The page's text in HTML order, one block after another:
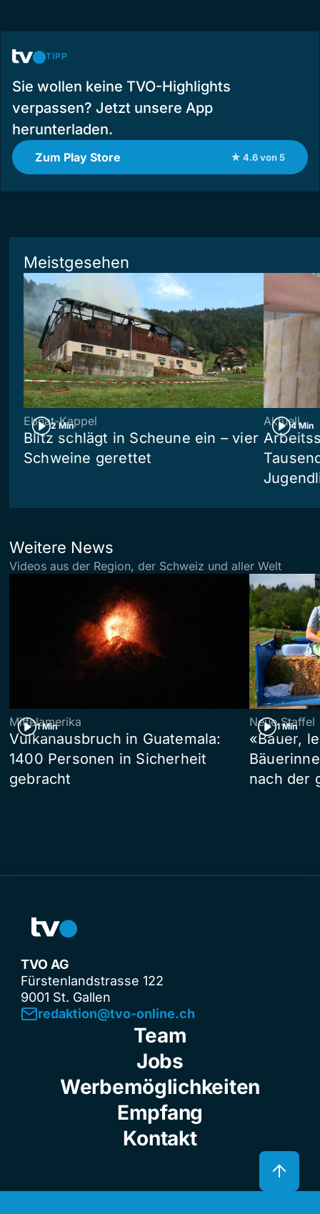
TIPP
Sie wollen keine TVO-Highlights
verpassen? Jetzt unsere App
herunterladen.
Zum Play Store ★ 4.6 von 5
Meistgesehen
2 Min
Ebnat-Kappel
Blitz schlägt in Scheune ein – vier
Schweine gerettet
4 Min
Aktuell
Weitere News
Videos aus der Region, der Schweiz und aller Welt
1 Min
Mittelamerika
Vulkanausbruch in Guatemala:
1400 Personen in Sicherheit
gebracht
1 Min
Neue Staffel
«Bauer,
nach der
TVO AG
Fürstenlandstrasse 122
9001 St. Gallen
redaktion@tvo-online.ch
Team
Jobs
Werbemöglichkeiten
Empfang
Kontakt